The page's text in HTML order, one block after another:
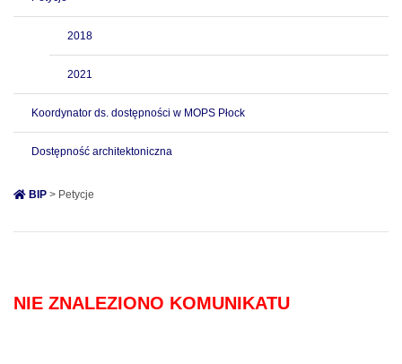
2018
2021
Koordynator ds. dostępności w MOPS Płock
Dostępność architektoniczna
BIP > Petycje
NIE ZNALEZIONO KOMUNIKATU